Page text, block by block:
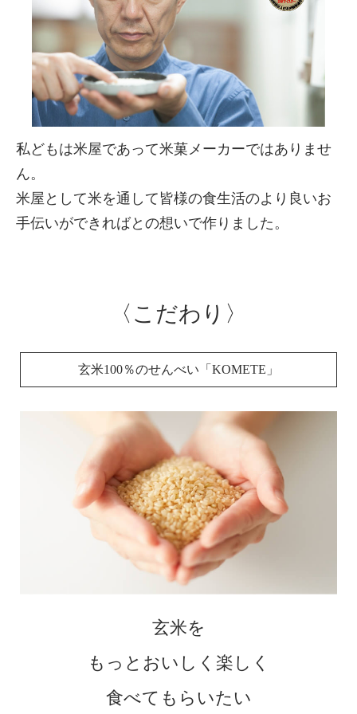
私どもは米屋であって米菓メーカーではありませ
ん。
米屋として米を通して皆様の食生活のより良いお
手伝いができればとの想いで作りました。
〈こだわり〉
玄米100％のせんべい「KOMETE」
玄米を
もっとおいしく楽しく
食べてもらいたい